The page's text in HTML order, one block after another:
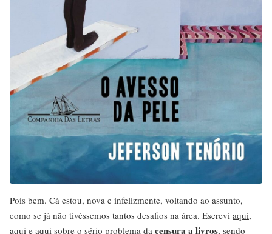
Pois bem. Cá estou, nova e infelizmente, voltando ao assunto,
como se já não tivéssemos tantos desafios na área. Escrevi aqui,
aqui e aqui sobre o sério problema da censura a livros, sendo